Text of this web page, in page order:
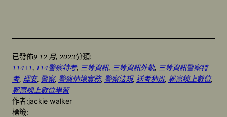
已發佈9 12 月, 2023分類:
114+1, 114警察特考, 三等資訊, 三等資訊外軌, 三等資訊警察特
考, 理安, 警察, 警察情境實務, 警察法規, 送考猜班, 郭富線上數位
郭富線上數位學習
作者:jackie walker
標籤: